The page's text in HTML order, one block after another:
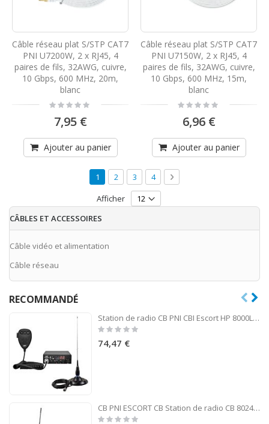
Câble réseau plat S/STP CAT7
PNI U7200W, 2 x RJ45, 4
paires de fils, 32AWG, cuivre,
10 Gbps, 600 MHz, 20m,
blanc
Rating:
0%
7,95 €
Ajouter au panier
Câble réseau plat S/STP CAT7
PNI U7150W, 2 x RJ45, 4
paires de fils, 32AWG, cuivre,
10 Gbps, 600 MHz, 15m,
blanc
Rating:
0%
6,96 €
Ajouter au panier
Page
Vous lisez actuellement la page
1 Page
2 Page
3 Page
4 Page
Suivant
Afficher
CÂBLES ET ACCESSOIRES
Câble vidéo et alimentation
Câble réseau
RECOMMANDÉ
Station de radio CB PNI CBI Escort HP 8000L ASQ + CB PNI ML145 Antenne avec aimant 145 / PL
Rating:
74,47 €
CB PNI ESCORT CB Station de radio CB 8024 ASQ 12 / 24V + CB PNI Extra 45 antenne
Rating: